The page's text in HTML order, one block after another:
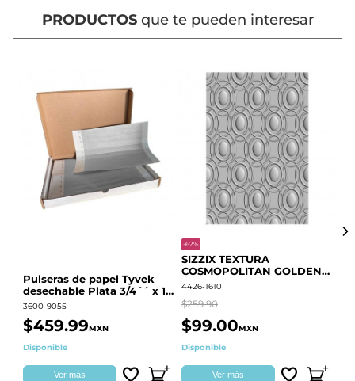
PRODUCTOSque te pueden interesar
Pulseras de papel Tyvek
desechable Plata 3/4´´ x 10
´´
3600-9055
$459.99MXN
Disponible
Ver más
-62%
SIZZIX TEXTURA
COSMOPOLITAN GOLDEN
RINGS S.PARK 666700
4426-1610
$259.90
$99.00MXN
Disponible
Ver más